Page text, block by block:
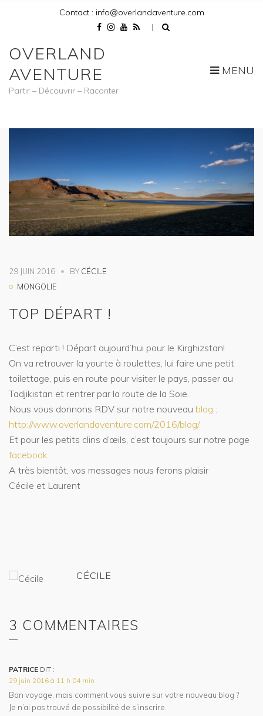
Contact : info@overlandaventure.com
OVERLAND
AVENTURE
Partir – Découvrir – Raconter
MENU
29 JUIN 2016 BY CÉCILE
MONGOLIE
TOP DÉPART !
C’est reparti ! Départ aujourd’hui pour le Kirghizstan!
On va retrouver la yourte à roulettes, lui faire une petit
toilettage, puis en route pour visiter le pays, passer au
Tadjikistan et rentrer par la route de la Soie.
Nous vous donnons RDV sur notre nouveau blog :
http://www.overlandaventure.com/2016/blog/
Et pour les petits clins d’œils, c’est toujours sur notre page
facebook
A très bientôt, vos messages nous ferons plaisir
Cécile et Laurent
CÉCILE
3 COMMENTAIRES
PATRICE DIT :
29 juin 2016 à 11 h 04 min
Bon voyage, mais comment vous suivre sur votre nouveau blog ?
Je n’ai pas trouvé de possibilité de s’inscrire.